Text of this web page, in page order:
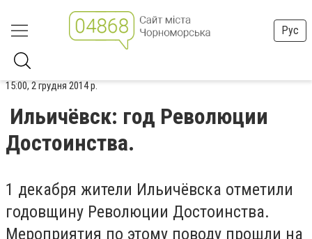
Рус
15:00, 2 грудня 2014 р.
Ильичёвск: год Революции
Достоинства.
1 декабря жители Ильичёвска отметили
годовщину Революции Достоинства.
Мероприятия по этому поводу прошли на